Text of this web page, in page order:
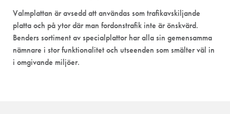
Valmplattan är avsedd att användas som trafikavskiljande
platta och på ytor där man fordonstrafik inte är önskvärd.
Benders sortiment av specialplattor har alla sin gemensamma
nämnare i stor funktionalitet och utseenden som smälter väl in
i omgivande miljöer.